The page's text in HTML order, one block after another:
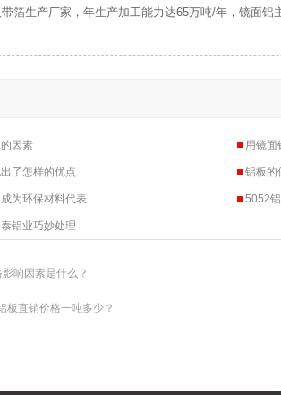
箔生产厂家，年生产加工能力达65万吨/年，镜面
因素 用镜面
了怎样的优点 铝板的
为环保材料代表 5052
铝业巧妙处理
响因素是什么？
板直销价格一吨多少？